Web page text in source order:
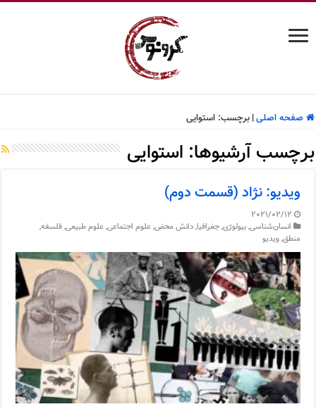
صفحه اصلی| برچسب:استوایی
برچسب آرشیوها: استوایی
ویدیو: نژاد (قسمت دوم)
2021/02/12
انسان‌شناسی,بیولوژی,جغرافیا,دانش محض,علوم اجتماعی,علوم طبیعی,فلسفه,
منطق,ویدیو